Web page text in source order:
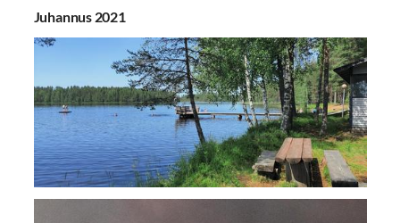
Juhannus 2021